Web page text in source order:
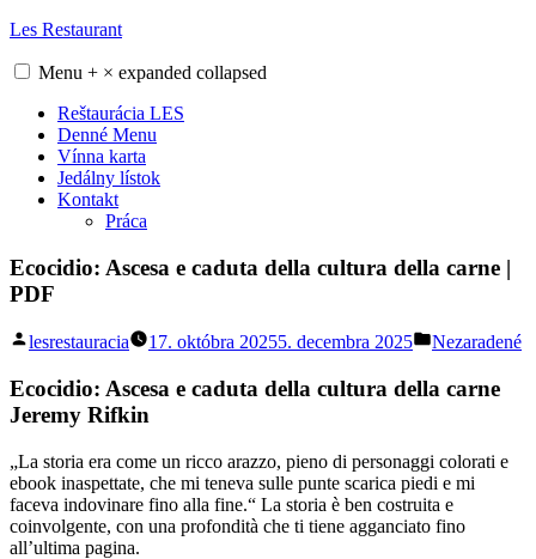
Skip
content
Les Restaurant
Menu + × expanded collapsed
Reštaurácia LES
Denné Menu
Vínna karta
Jedálny lístok
Kontakt
Práca
Ecocidio: Ascesa e caduta della cultura della carne |
PDF
Posted
lesrestauracia 17. októbra 20255. decembra 2025
Posted
Nezaradené
Ecocidio: Ascesa e caduta della cultura della carne
Jeremy Rifkin
„La storia era come un ricco arazzo, pieno di personaggi colorati e
ebook inaspettate, che mi teneva sulle punte scarica piedi e mi
faceva indovinare fino alla fine.“ La storia è ben costruita e
coinvolgente, con una profondità che ti tiene agganciato fino
all’ultima pagina.